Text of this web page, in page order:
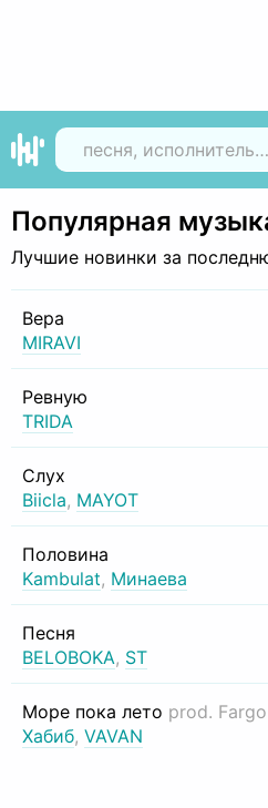
Популярная
Лучшие новинки за
Вера
MIRAVI
Ревную
TRIDA
Слух
Biicla, MAYOT
Половина
Kambulat, Минаева
Песня
BELOBOKA, ST
Море пока лето prod. Fargo
Хабиб, VAVAN